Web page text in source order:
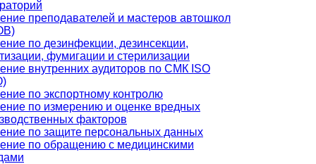
преподавателей и мастеров автошкол
по дезинфекции, дезинсекции,
фумигации и стерилизации
внутренних аудиторов по СМК ISO
по экспортному контролю
по измерению и оценке вредных
факторов
по защите персональных данных
по обращению с медицинскими